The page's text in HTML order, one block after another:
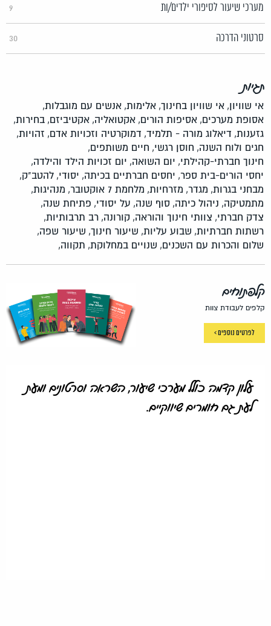
מערכי שיעור לסיפורי ילדים/ות 9
סרטוני הדרכה 30
תגיות
אי שוויון, אי שוויון בחינוך, אלימות, אנשים עם מוגבלות,
אסופת מערכים, אסיפות הורים, אקטואליה, אקטיביזם, בחירות,
גזענות, דיאלוג מורה - תלמיד, דמוקרטיה וזכויות אדם, זהויות,
חגים ולוח השנה, חוסן רגשי, חיים משותפים,
חינוך חברתי-קהילתי, יום השואה, יום זכויות הילד והילדה,
יחסי הורים-בית ספר, יחסים חברתיים בכיתה, יסודי, להטב"ק,
מבחני בגרות, מגדר, מזרחיות, מלחמת 7 אוקטובר,
מנהיגות,
מתמטיקה, ניהול כיתה, סוף שנה, על יסודי, פתיחת שנה,
צדק חברתי, צוותי חינוך והוראה, קורונה, רב תרבותיות,
רשתות חברתיות, שבוע עליות, שיעור חינוך, שיעור שפה,
שלום והכרות עם השכנים, שנויים במחלוקת, תקווה,
קלפתוחים
קלפים לעבודת צוות
לפרטים נוספים >
עלון קדמה כולל מערכי שיעור, השראה וסרטונים ומעת
לעת גם חומרים שיווקיים.